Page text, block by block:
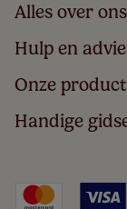
Alles over ons
Home
Over
Bestellen
Winacties
Veelgestelde
Hulp en
Volg Je
Levering
5 Jaar Garantie
Algemene
Kindveiligheid
Onze
Houten
Rolgordijnen
Verticale
Duo Rolgordijnen
Handige
Meten Voor
Badkamer
Slaapkamer